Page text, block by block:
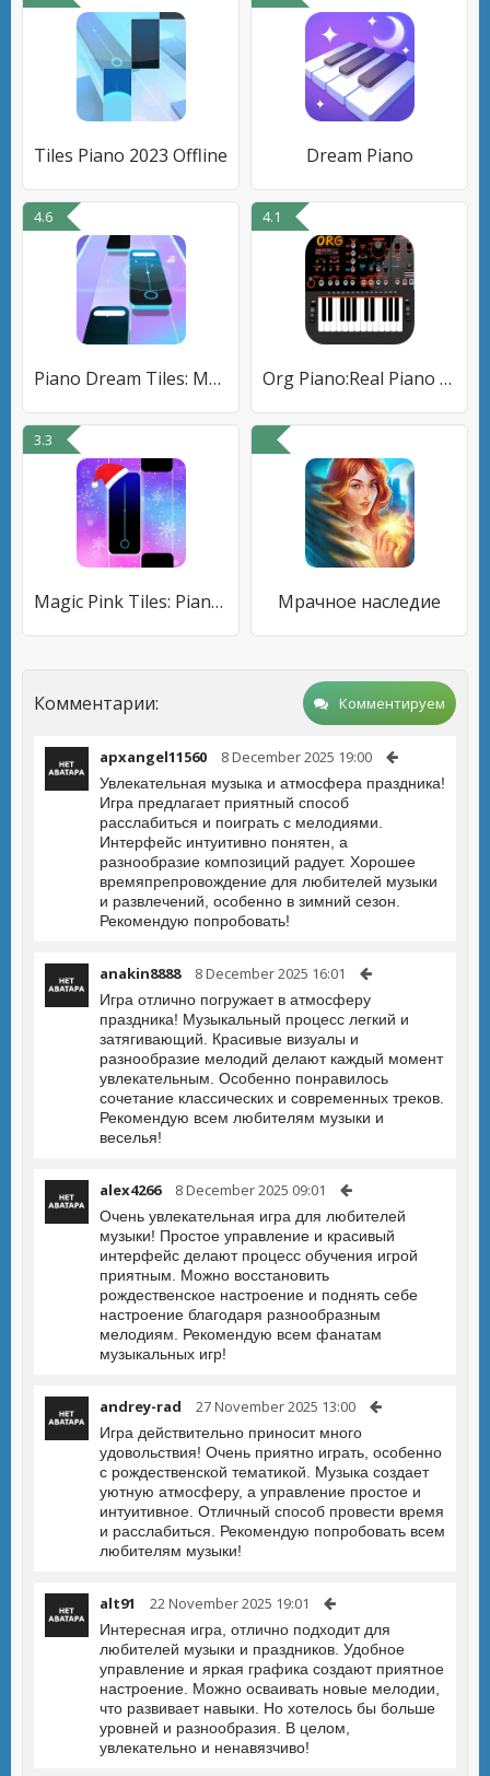
Tiles Piano 2023 Offline Dream Piano
4.6
Piano Dream Tiles: Magic Piano
4.1
Org Piano:Real Piano Keyboard
3.3
Magic Pink Tiles: Piano Game Мрачное наследие
Комментарии: Комментируем
apxangel11560 8 December 2025 19:00
Увлекательная музыка и атмосфера праздника!
Игра предлагает приятный способ
расслабиться и поиграть с мелодиями.
Интерфейс интуитивно понятен, а
разнообразие композиций радует. Хорошее
времяпрепровождение для любителей музыки
и развлечений, особенно в зимний сезон.
Рекомендую попробовать!
anakin8888 8 December 2025 16:01
Игра отлично погружает в атмосферу
праздника! Музыкальный процесс легкий и
затягивающий. Красивые визуалы и
разнообразие мелодий делают каждый момент
увлекательным. Особенно понравилось
сочетание классических и современных треков.
Рекомендую всем любителям музыки и
веселья!
alex4266 8 December 2025 09:01
Очень увлекательная игра для любителей
музыки! Простое управление и красивый
интерфейс делают процесс обучения игрой
приятным. Можно восстановить
рождественское настроение и поднять себе
настроение благодаря разнообразным
мелодиям. Рекомендую всем фанатам
музыкальных игр!
andrey-rad 27 November 2025 13:00
Игра действительно приносит много
удовольствия! Очень приятно играть, особенно
с рождественской тематикой. Музыка создает
уютную атмосферу, а управление простое и
интуитивное. Отличный способ провести время
и расслабиться. Рекомендую попробовать всем
любителям музыки!
alt91 22 November 2025 19:01
Интересная игра, отлично подходит для
любителей музыки и праздников. Удобное
управление и яркая графика создают приятное
настроение. Можно осваивать новые мелодии,
что развивает навыки. Но хотелось бы больше
уровней и разнообразия. В целом,
увлекательно и ненавязчиво!